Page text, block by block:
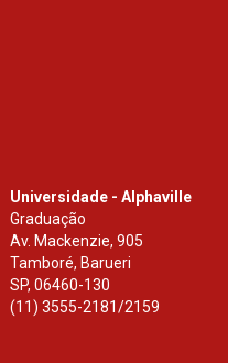
Universidade - Alphaville
Graduação
Av. Mackenzie, 905
Tamboré, Barueri
SP,06460-130
(11) 3555-2181/2159